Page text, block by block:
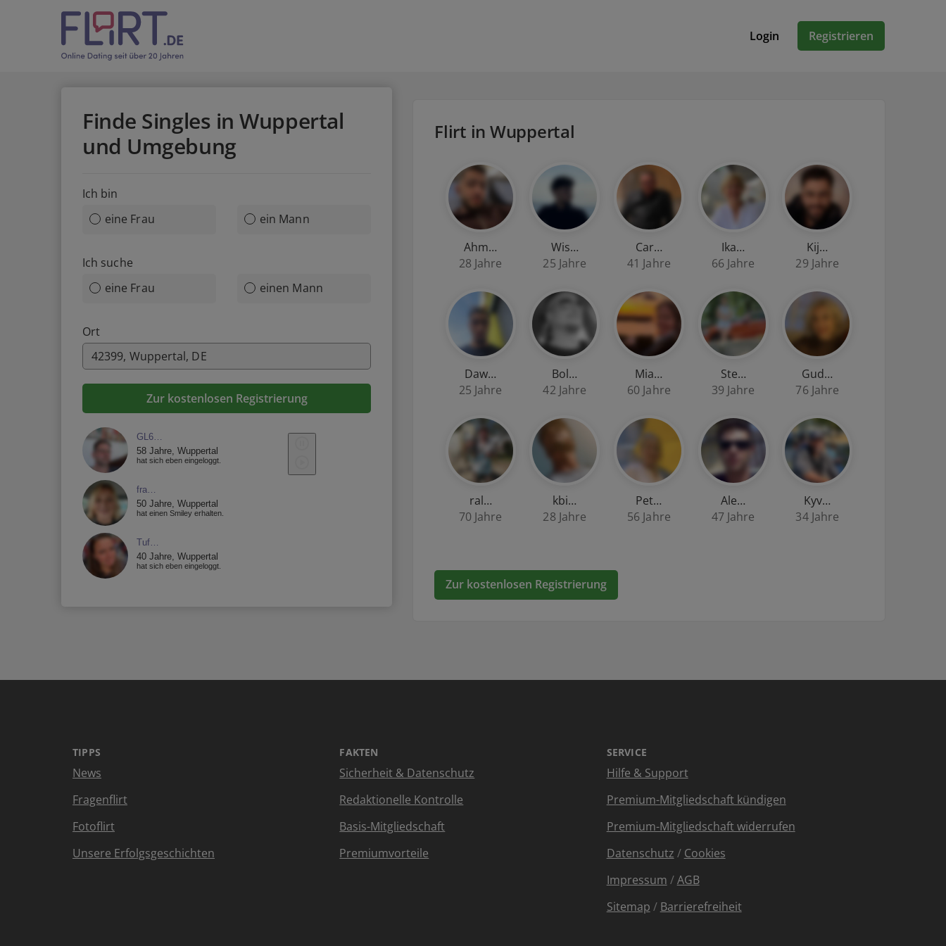
Login Registrieren
Finde Singles in Wuppertal
und Umgebung
Ich bin
eine Frau
ein Mann
Ich suche
eine Frau
einen Mann
Ort
Zur kostenlosen Registrierung
Flirt in Wuppertal
Ahm…
28 Jahre
Wis…
25 Jahre
Car…
41 Jahre
Ika…
66 Jahre
Kij…
29 Jahre
Daw…
25 Jahre
Bol…
42 Jahre
Mia…
60 Jahre
Ste…
39 Jahre
Gud…
76 Jahre
ral…
70 Jahre
kbi…
28 Jahre
Pet…
56 Jahre
Ale…
47 Jahre
Kyv…
34 Jahre
Zur kostenlosen Registrierung
TIPPS
News
Fragenflirt
Fotoflirt
Unsere Erfolgsgeschichten
FAKTEN
Sicherheit & Datenschutz
Redaktionelle Kontrolle
Basis-Mitgliedschaft
Premiumvorteile
SERVICE
Hilfe & Support
Premium-Mitgliedschaft kündigen
Premium-Mitgliedschaft widerrufen
Datenschutz / Cookies
Impressum /AGB
Sitemap / Barrierefreiheit